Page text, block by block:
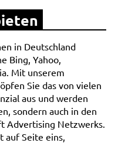
in Deutschland
Bing, Yahoo,
Mit unserem
Sie das von vielen
aus und werden
sondern auch in den
Advertising Netzwerks.
auf Seite eins,